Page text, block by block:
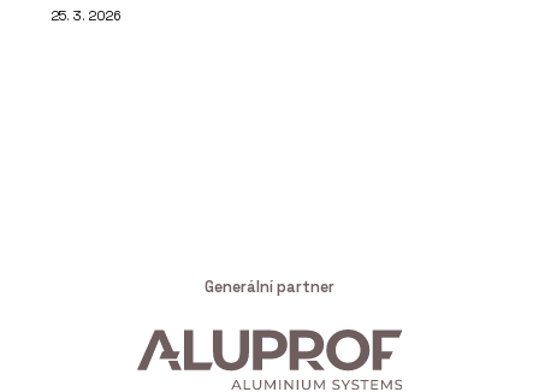
25. 3. 2026
Generální partner